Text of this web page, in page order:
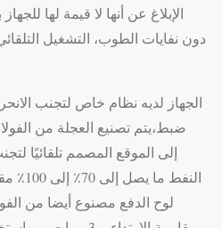
الإبلاغ عن أنها لا قيمة لها
دون نفايات الطوب، التشغيل
الجهاز لديه نظام خاص لتجنب
ضبط،يتم تصنيع العجلة من
إلى الموقع المصمم تلقائيًا
النفط
لوح الدفع مصنوع أيضا من